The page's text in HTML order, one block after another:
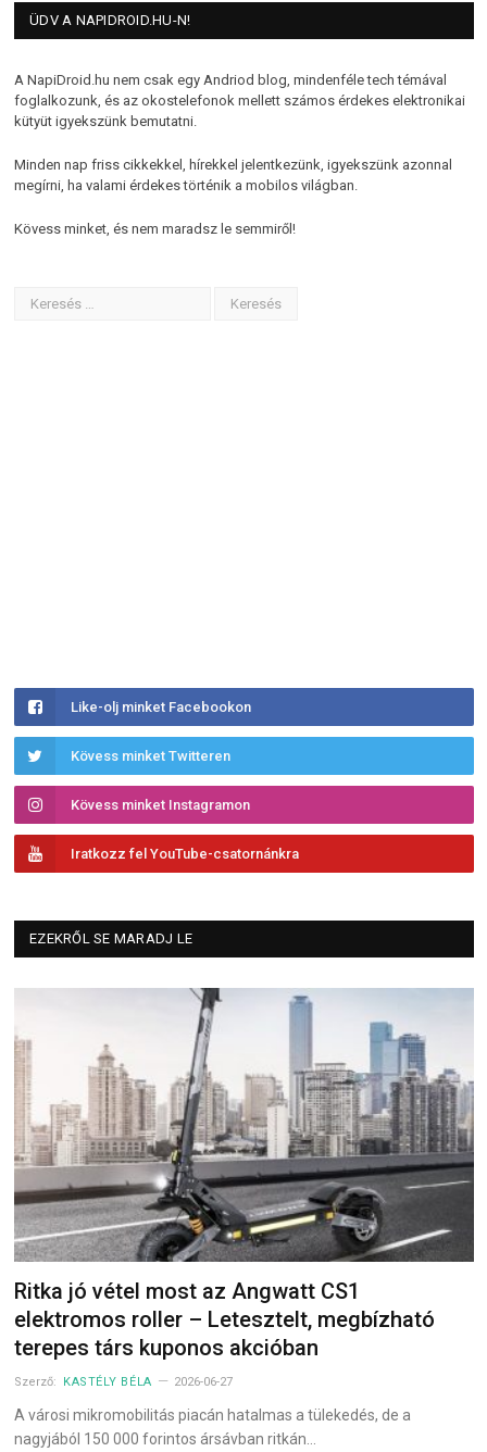
ÜDV A NAPIDROID.HU-N!
A NapiDroid.hu nem csak egy Andriod blog, mindenféle tech témával
foglalkozunk, és az okostelefonok mellett számos érdekes elektronikai
kütyüt igyekszünk bemutatni.
Minden nap friss cikkekkel, hírekkel jelentkezünk, igyekszünk azonnal
megírni, ha valami érdekes történik a mobilos világban.
Kövess minket, és nem maradsz le semmiről!
Like-olj minket Facebookon
Kövess minket Twitteren
Kövess minket Instagramon
Iratkozz fel YouTube-csatornánkra
EZEKRŐL SE MARADJ LE
Ritka jó vétel most az Angwatt CS1
elektromos roller – Letesztelt, megbízható
terepes társ kuponos akcióban
Szerző: KASTÉLY BÉLA 2026-06-27
A városi mikromobilitás piacán hatalmas a tülekedés, de a
nagyjából 150 000 forintos ársávban ritkán…